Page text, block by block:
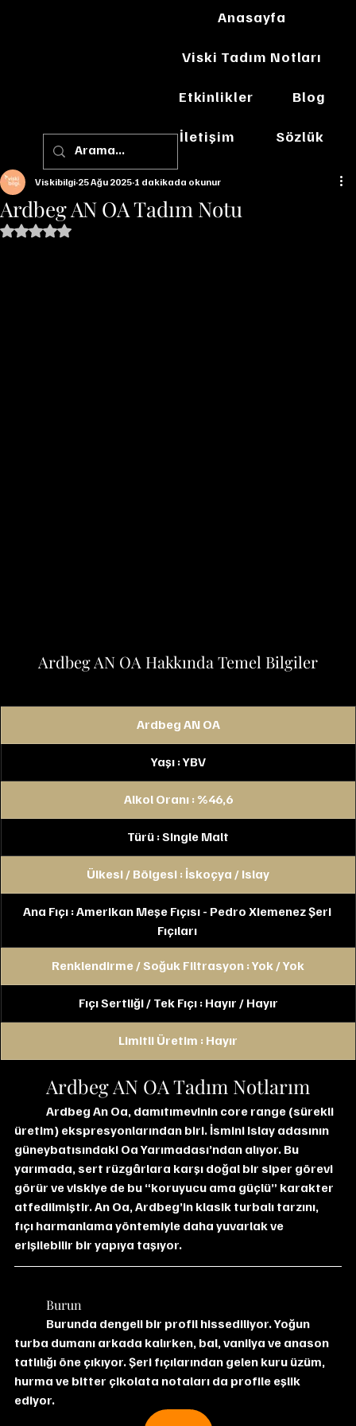
Anasayfa
Viski Tadım Notları
Etkinlikler Blog
İletişim Sözlük
Ardbeg AN OA Tadım Notu
Viskibilgi 25 Ağu 2025 1 dakikada okunur
5 üzerinden NaN yıldız
Ardbeg AN OA Hakkında Temel Bilgiler
Ardbeg AN OA
Yaşı : YBV
Alkol Oranı : %46,6
Türü : Single Malt
Ülkesi / Bölgesi : İskoçya / Islay
Ana Fıçı : Amerikan Meşe Fıçısı - Pedro Xiemenez Şeri
Fıçıları
Renklendirme / Soğuk Filtrasyon : Yok / Yok
Fıçı Sertliği / Tek Fıçı : Hayır / Hayır
Limitli Üretim : Hayır
Ardbeg AN OA Tadım Notlarım
Ardbeg An Oa, damıtımevinin core range (sürekli
üretim) ekspresyonlarından biri. İsmini Islay adasının
güneybatısındaki Oa Yarımadası’ndan alıyor. Bu
yarımada, sert rüzgârlara karşı doğal bir siper görevi
görür ve viskiye de bu “koruyucu ama güçlü” karakter
atfedilmiştir. An Oa, Ardbeg’in klasik turbalı tarzını,
fıçı harmanlama yöntemiyle daha yuvarlak ve
erişilebilir bir yapıya taşıyor.
	Burun
turba dumanı arkada kalırken, bal, vanilya ve anason
tatlılığı öne çıkıyor. Şeri fıçılarından gelen kuru üzüm,
hurma ve bitter çikolata notaları da profile eşlik
ediyor.